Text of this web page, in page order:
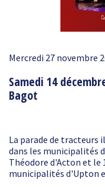
Mercredi 27 novembre
Samedi 14
Bagot
La parade de tracteurs
dans les municipalités
Théodore d'Acton et le
municipalités d'Upton